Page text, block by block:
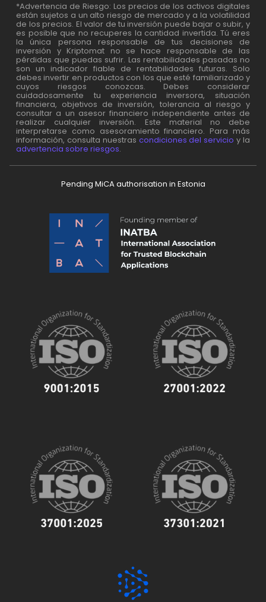
*Advertencia de Riesgo: Los precios de los activos digitales
están sujetos a un alto riesgo de mercado y a la volatilidad
de los precios. El valor de tu inversión puede bajar o subir, y
es posible que no recuperes la cantidad invertida. Tú eres
la única persona responsable de tus decisiones de
inversión y Kriptomat no se hace responsable de las
pérdidas que puedas sufrir. Las rentabilidades pasadas no
son un indicador fiable de rentabilidades futuras. Solo
debes invertir en productos con los que esté familiarizado y
cuyos riesgos conozcas. Debes considerar
cuidadosamente tu experiencia inversora, situación
financiera, objetivos de inversión, tolerancia al riesgo y
consultar a un asesor financiero independiente antes de
realizar cualquier inversión. Este material no debe
interpretarse como asesoramiento financiero. Para más
información, consulta nuestras condiciones del servicio y la
advertencia sobre riesgos.
Pending MiCA authorisation in Estonia